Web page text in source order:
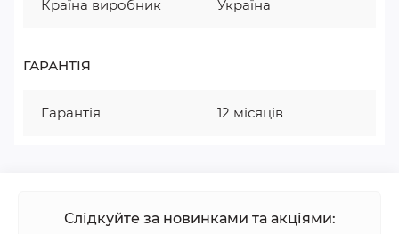
Країна виробник Україна
ГАРАНТІЯ
Гарантія 12 місяців
Слідкуйте за новинками та акціями: